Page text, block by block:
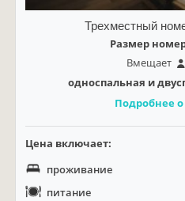
Трехместный
Размер
Вмещает
односпальная и
Подробнее
Цена включает:
проживание
питание